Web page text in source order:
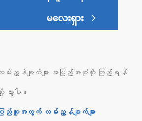
မလေးရှား
လမ်းညွှန်ချက်များ အပြည့်အစုံကို ကြည့်ရန်
ားပါ။
ပြည်သူအတွက် လမ်းညွှန်ချက်များ